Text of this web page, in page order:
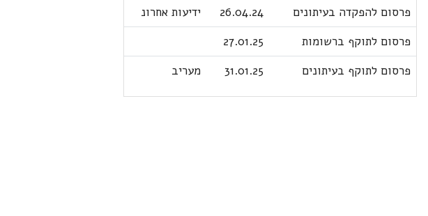
פרסום להפקדה בעיתונים
26.04.24
ידיעות אחרונ
פרסום לתוקף ברשומות
27.01.25
פרסום לתוקף בעיתונים
31.01.25 מעריב